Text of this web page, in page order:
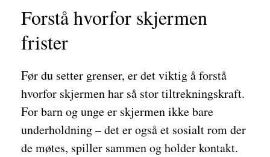
Forstå hvorfor skjermen
frister
Før du setter grenser, er det viktig å forstå
hvorfor skjermen har så stor tiltrekningskraft.
For barn og unge er skjermen ikke bare
underholdning – det er også et sosialt rom der
de møtes, spiller sammen og holder kontakt.